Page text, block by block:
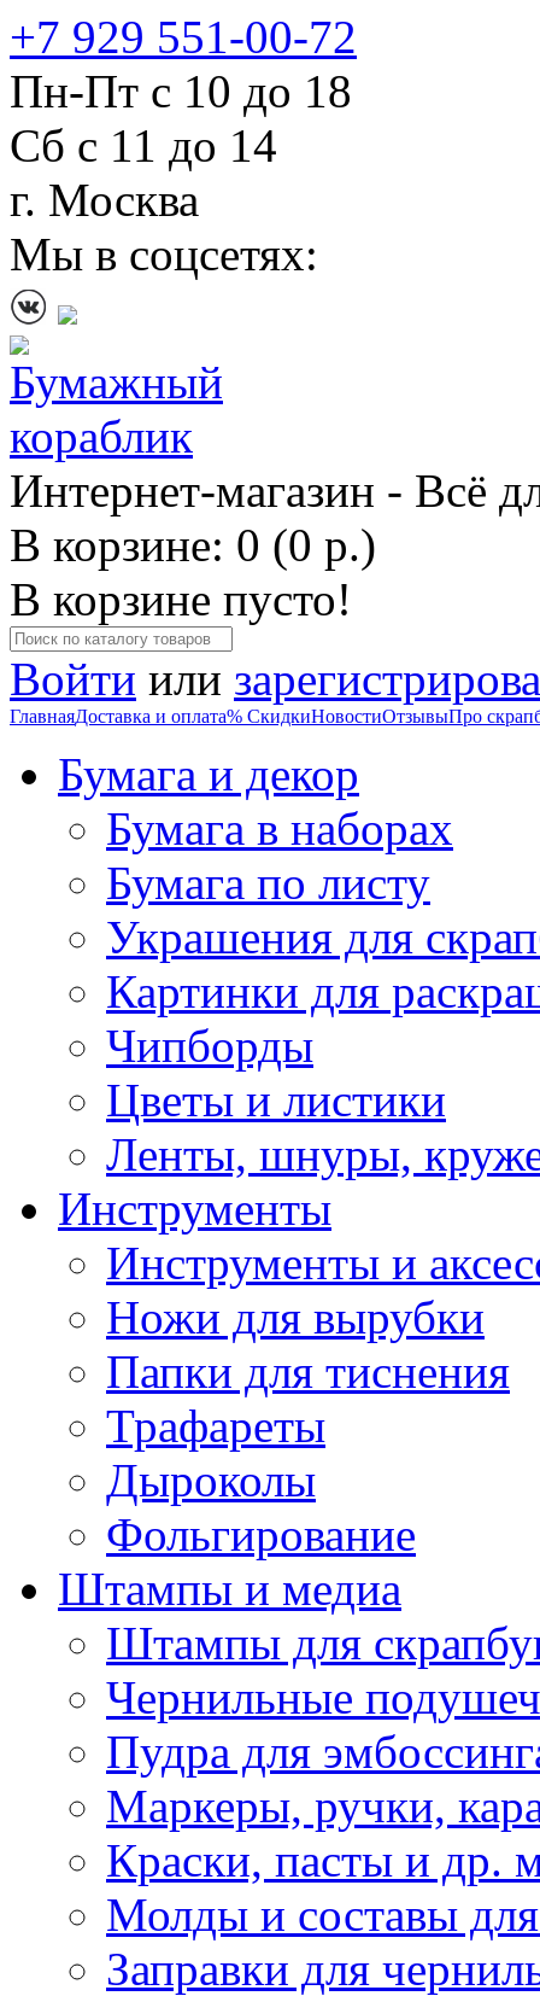
+7 929 551-00-72
Пн-Пт с 10 до 18
Сб с 11 до 14
г. Москва
Мы в соцсетях:
Интернет-магазин - Всё
В корзине: 0 (0 р.)
В корзине пусто!
Войти или
ГлавнаяДоставка и оплата% СкидкиНовостиОтзывыПро
Бумага и декор
Бумага в наборах
Бумага по листу
Украшения для
Картинки для
Чипборды
Цветы и листики
Ленты, шнуры,
Инструменты
Инструменты и
Ножи для вырубки
Папки для тиснения
Трафареты
Дыроколы
Фольгирование
Штампы и медиа
Штампы для
Чернильные
Пудра для
Маркеры, ручки,
Краски, пасты и др.
Молды и составы
Заправки для